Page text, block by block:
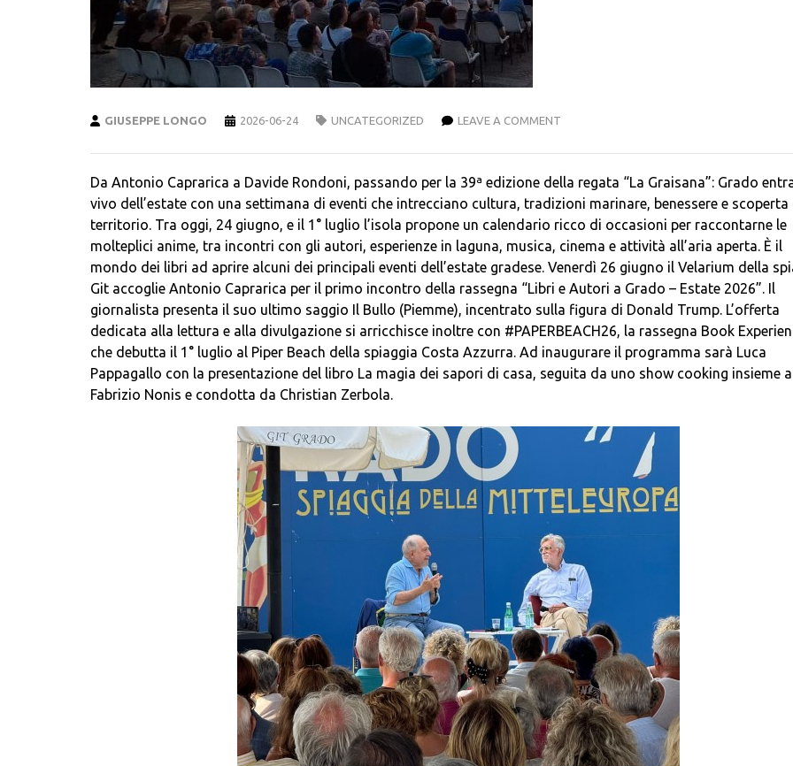
GIUSEPPE LONGO 2026-06-24 UNCATEGORIZED LEAVE A COMMENT
Da Antonio Caprarica a Davide Rondoni, passando per la 39ª edizione della regata “La Graisana”: Grado
vivo dell’estate con una settimana di eventi che intrecciano cultura, tradizioni marinare, benessere e scoperta
territorio. Tra oggi, 24 giugno, e il 1° luglio l’isola propone un calendario ricco di occasioni per raccontarne le
molteplici anime, tra incontri con gli autori, esperienze in laguna, musica, cinema e attività all’aria aperta. È il
mondo dei libri ad aprire alcuni dei principali eventi dell’estate gradese. Venerdì 26 giugno il Velarium della
Git accoglie Antonio Caprarica per il primo incontro della rassegna “Libri e Autori a Grado – Estate 2026”. Il
giornalista presenta il suo ultimo saggio Il Bullo (Piemme), incentrato sulla figura di Donald Trump. L’offerta
dedicata alla lettura e alla divulgazione si arricchisce inoltre con #PAPERBEACH26, la rassegna Book
che debutta il 1° luglio al Piper Beach della spiaggia Costa Azzurra. Ad inaugurare il programma sarà Luca
Pappagallo con la presentazione del libro La magia dei sapori di casa, seguita da uno show cooking insieme a
Fabrizio Nonis e condotta da Christian Zerbola.